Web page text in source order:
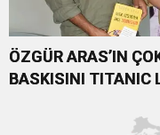
ÖZGÜR ARAS’IN
BASKISINI TITANIC